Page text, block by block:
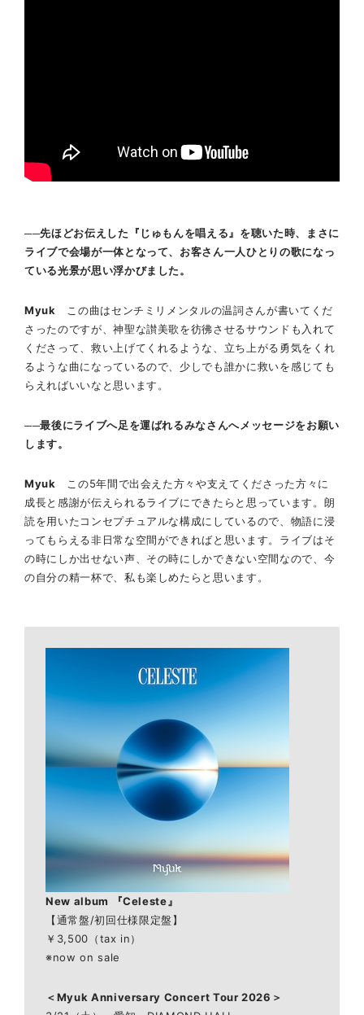
──先ほどお伝えした『じゅもんを唱える』を聴いた時、まさに
ライブで会場が一体となって、お客さん一人ひとりの歌になっ
ている光景が思い浮かびました。
Myuk この曲はセンチミリメンタルの温詞さんが書いてくだ
さったのですが、神聖な讃美歌を彷彿させるサウンドも入れて
くださって、救い上げてくれるような、立ち上がる勇気をくれ
るような曲になっているので、少しでも誰かに救いを感じても
らえればいいなと思います。
──最後にライブへ足を運ばれるみなさんへメッセージをお願い
します。
Myuk この5年間で出会えた方々や支えてくださった方々に
成長と感謝が伝えられるライブにできたらと思っています。朗
読を用いたコンセプチュアルな構成にしているので、物語に浸
ってもらえる非日常な空間ができればと思います。ライブはそ
の時にしか出せない声、その時にしかできない空間なので、今
の自分の精一杯で、私も楽しめたらと思います。
New album 『Celeste』
【通常盤/初回仕様限定盤】
￥3,500（tax in）
※now on sale
＜Myuk Anniversary Concert Tour 2026＞